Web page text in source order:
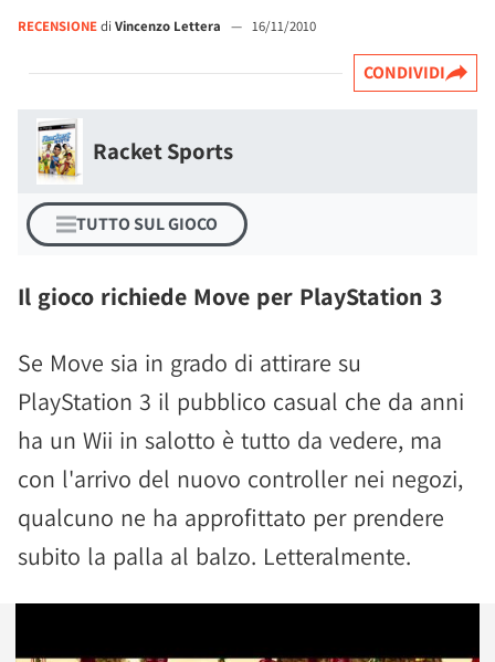
RECENSIONEdi Vincenzo Lettera — 16/11/2010
CONDIVIDI
Racket Sports
TUTTO SUL GIOCO
Il gioco richiede Move per PlayStation 3
Se Move sia in grado di attirare su
PlayStation 3 il pubblico casual che da anni
ha un Wii in salotto è tutto da vedere, ma
con l'arrivo del nuovo controller nei negozi,
qualcuno ne ha approfittato per prendere
subito la palla al balzo. Letteralmente.